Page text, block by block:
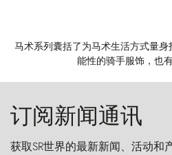
马术系列囊括了为马术生活方式量
能性的骑手服饰，也
订阅新闻通讯
获取SR世界的最新新闻、活动和